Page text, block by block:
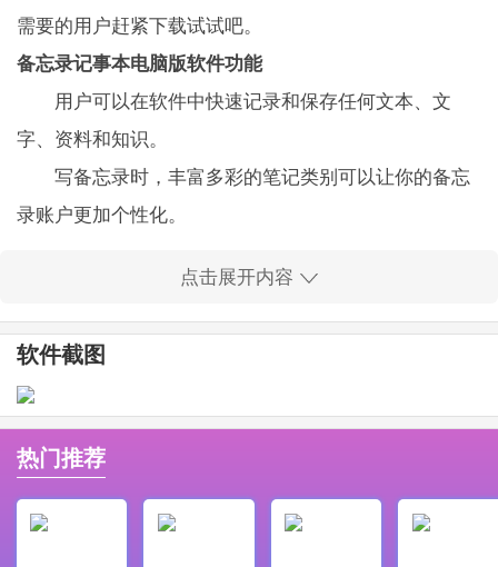
需要的用户赶紧下载试试吧。
备忘录记事本电脑版软件功能
用户可以在软件中快速记录和保存任何文本、文
字、资料和知识。
写备忘录时，丰富多彩的笔记类别可以让你的备忘
录账户更加个性化。
识的时候，随时打开软件进行记录。
备忘录记事本电脑版软件特色
这是一款专为电脑用户设计的记事本，用户可以用
它来记录任何文字或知识。
支持进行全文搜索记录内容，快速找到自己想要的
记录。
使用多种不同的颜色来分类区分备忘录，能有效区
点击展开内容
软件截图
热门推荐